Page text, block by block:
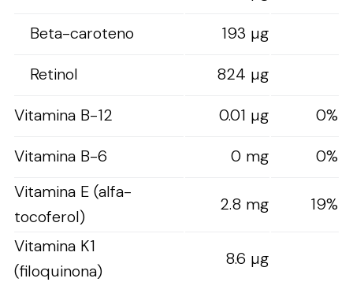
Beta-caroteno
193 µg
Retinol
824 µg
Vitamina B-12
0.01 µg
0%
Vitamina B-6
0 mg
0%
Vitamina E (alfa-
tocoferol)
2.8 mg 19%
Vitamina K1
(filoquinona)
8.6 µg